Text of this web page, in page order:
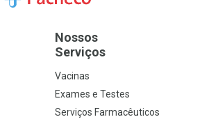
Nossos
Serviços
Vacinas
Exames e Testes
Serviços Farmacêuticos